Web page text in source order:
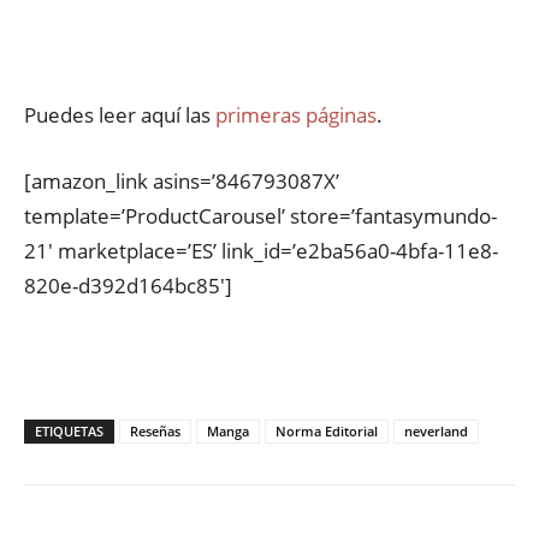
Puedes leer aquí las primeras páginas.
[amazon_link asins=’846793087X’
template=’ProductCarousel’ store=’fantasymundo-
21′ marketplace=’ES’ link_id=’e2ba56a0-4bfa-11e8-
820e-d392d164bc85′]
ETIQUETAS Reseñas Manga Norma Editorial neverland